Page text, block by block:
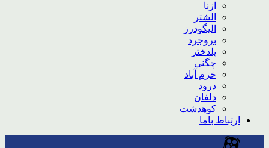
ازنا
الشتر
الیگودرز
بروجرد
پلدختر
چگنی
خرم آباد
درود
دلفان
کوهدشت
ارتباط باما